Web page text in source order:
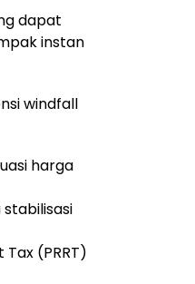
dapat
instan
windfall
harga
(PRRT)